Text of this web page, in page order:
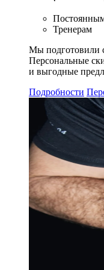
Тренерам
Мы подготовили
Персональные
и выгодные
Подробности